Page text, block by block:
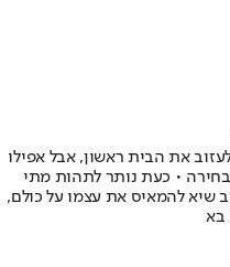
את הבית ראשון, אבל אפילו
• כעת נותר לתהות מתי
שיא להמאיס את עצמו על כולם,
בא